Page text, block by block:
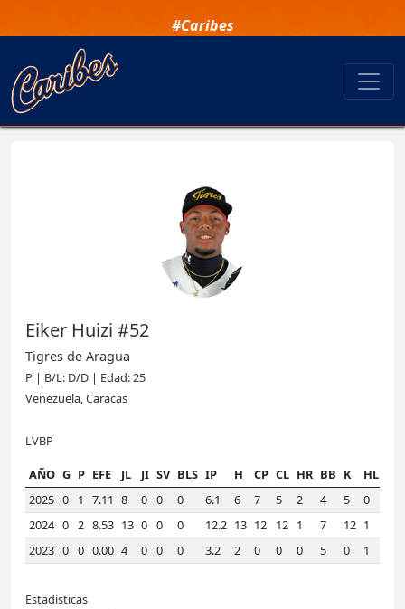
#Caribes
Eiker Huizi #52
Tigres de Aragua
P | B/L: D/D | Edad: 25
Venezuela, Caracas
LVBP
AÑO G P EFE JL JI SV BLS IP H CP CL HR BB K HLD
2025 0 1 7.11 8 0 0 0 6.1 6 7 5 2 4 5 0
2024 0 2 8.53 13 0 0 0 12.2 13 12 12 1 7 12 1
2023 0 0 0.00 4 0 0 0 3.2 2 0 0 0 5 0 1
Estadísticas